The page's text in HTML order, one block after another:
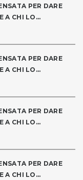
PER DARE
A CHI LO...
PER DARE
A CHI LO...
PER DARE
A CHI LO...
PER DARE
A CHI LO...